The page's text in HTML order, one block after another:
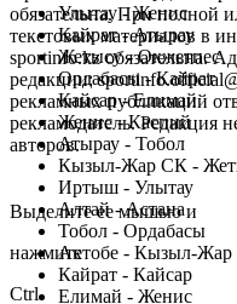
Улытау - Женис
Кайрат - Атырау
Жетысу - Окжетпес
Ордабасы - Кайрат
Кайсар - Елимай
Женис - Каспий
Атырау - Тобол
Кызыл-Жар СК -
Иртыш - Улытау
Алтай - Астана
Тобол - Ордабасы
Актобе - Кызыл-
Кайрат - Кайсар
Елимай - Женис
обязательна. При полной
текстовых материалов в
sportinfo.kz обязательна.
редакции:
рекламных публикаций
рекламодатель. Редакция
авторов.
Заметили ошибку в
Выделите ее мышью и
нажмите
Ctrl